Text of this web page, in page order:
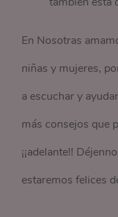
En Nosotras
niñas y mujeres,
a escuchar y
más consejos que
¡¡adelante!!
estaremos felices